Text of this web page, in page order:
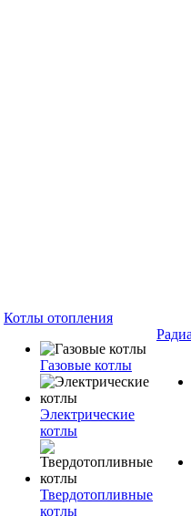
Котлы отопления
Газовые котлы
Электрические
котлы
Твердотопливные
котлы